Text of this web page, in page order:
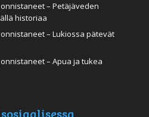
– Petäjäveden
historiaa
– Lukiossa pätevät
– Apua ja tukea